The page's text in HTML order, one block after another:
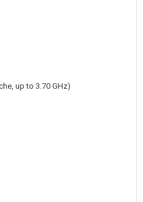
up to 3.70 GHz)